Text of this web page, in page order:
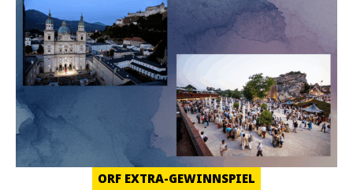
ORF EXTRA-GEWINNSPIEL